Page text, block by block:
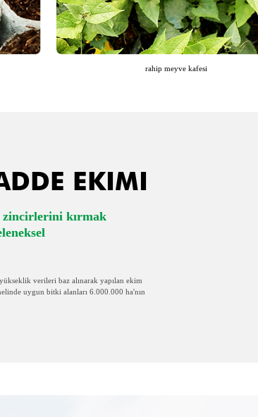
rahip meyve kafesi
EKIMI
kırmak
yükseklik verileri baz alınarak yapılan ekim
uygun bitki alanları 6.000.000 ha'nın